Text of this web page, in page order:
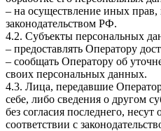
– на осуществление иных
законодательством РФ.
4.2. Субъекты персональных
– предоставлять Оператору
– сообщать Оператору об
своих персональных данных.
4.3. Лица, передавшие
себе, либо сведения о другом
без согласия последнего, несут
соответствии с